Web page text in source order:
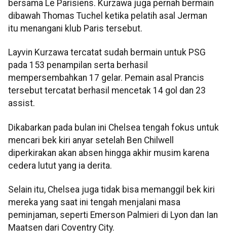
bersama Le Parisiens. Kurzawa juga pernah bermain
dibawah Thomas Tuchel ketika pelatih asal Jerman
itu menangani klub Paris tersebut.
Layvin Kurzawa tercatat sudah bermain untuk PSG
pada 153 penampilan serta berhasil
mempersembahkan 17 gelar. Pemain asal Prancis
tersebut tercatat berhasil mencetak 14 gol dan 23
assist.
Dikabarkan pada bulan ini Chelsea tengah fokus untuk
mencari bek kiri anyar setelah Ben Chilwell
diperkirakan akan absen hingga akhir musim karena
cedera lutut yang ia derita.
Selain itu, Chelsea juga tidak bisa memanggil bek kiri
mereka yang saat ini tengah menjalani masa
peminjaman, seperti Emerson Palmieri di Lyon dan Ian
Maatsen dari Coventry City.